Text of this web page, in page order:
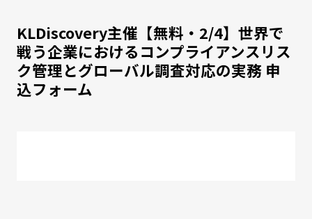
セミナー
記事
リクルート
KLDiscovery主催【無料・2/4】世界で
戦う企業におけるコンプライアンスリス
ク管理とグローバル調査対応の実務 申
込フォーム